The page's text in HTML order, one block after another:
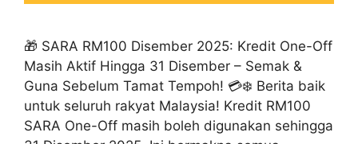
🎁 SARA RM100 Disember 2025: Kredit One-Off
Masih Aktif Hingga 31 Disember – Semak &
Guna Sebelum Tamat Tempoh! 💳❄️ Berita baik
untuk seluruh rakyat Malaysia! Kredit RM100
SARA One-Off masih boleh digunakan sehingga